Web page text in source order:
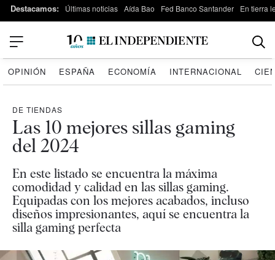
Destacamos: Últimas noticias Aída Bao Fed Banco Santander En tierra
OPINIÓN ESPAÑA ECONOMÍA INTERNACIONAL
DE TIENDAS
Las 10 mejores sillas gaming
del 2024
En este listado se encuentra la máxima
comodidad y calidad en las sillas gaming.
Equipadas con los mejores acabados, incluso
diseños impresionantes, aquí se encuentra la
silla gaming perfecta